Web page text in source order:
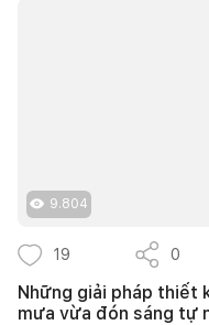
9.804
19 0
Những giải pháp thiết
mưa vừa đón sáng tự